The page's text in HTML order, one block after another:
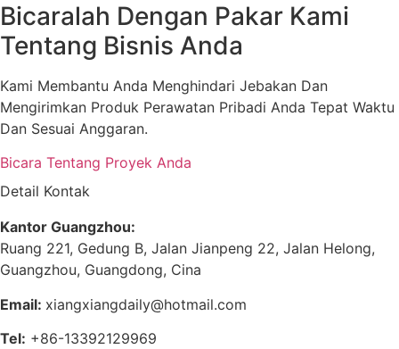
Bicaralah Dengan Pakar Kami
Tentang Bisnis Anda
Kami Membantu Anda Menghindari Jebakan Dan
Mengirimkan Produk Perawatan Pribadi Anda Tepat Waktu
Dan Sesuai Anggaran.
Bicara Tentang Proyek Anda
Detail Kontak
Kantor Guangzhou:
Ruang 221, Gedung B, Jalan Jianpeng 22, Jalan Helong,
Guangzhou, Guangdong, Cina
Email: xiangxiangdaily@hotmail.com
Tel: +86-13392129969